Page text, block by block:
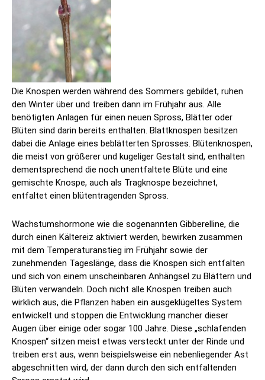
Die Knospen werden während des Sommers gebildet, ruhen
den Winter über und treiben dann im Frühjahr aus. Alle
benötigten Anlagen für einen neuen Spross, Blätter oder
Blüten sind darin bereits enthalten. Blattknospen besitzen
dabei die Anlage eines beblätterten Sprosses. Blütenknospen,
die meist von größerer und kugeliger Gestalt sind, enthalten
dementsprechend die noch unentfaltete Blüte und eine
gemischte Knospe, auch als Tragknospe bezeichnet,
entfaltet einen blütentragenden Spross.
Wachstumshormone wie die sogenannten Gibberelline, die
durch einen Kältereiz aktiviert werden, bewirken zusammen
mit dem Temperaturanstieg im Frühjahr sowie der
zunehmenden Tageslänge, dass die Knospen sich entfalten
und sich von einem unscheinbaren Anhängsel zu Blättern und
Blüten verwandeln. Doch nicht alle Knospen treiben auch
wirklich aus, die Pflanzen haben ein ausgeklügeltes System
entwickelt und stoppen die Entwicklung mancher dieser
Augen über einige oder sogar 100 Jahre. Diese „schlafenden
Knospen“ sitzen meist etwas versteckt unter der Rinde und
treiben erst aus, wenn beispielsweise ein nebenliegender Ast
abgeschnitten wird, der dann durch den sich entfaltenden